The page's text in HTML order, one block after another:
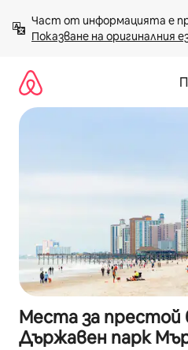
към
съдържанието
Показване на оригиналния
Места за престой
Държавен парк